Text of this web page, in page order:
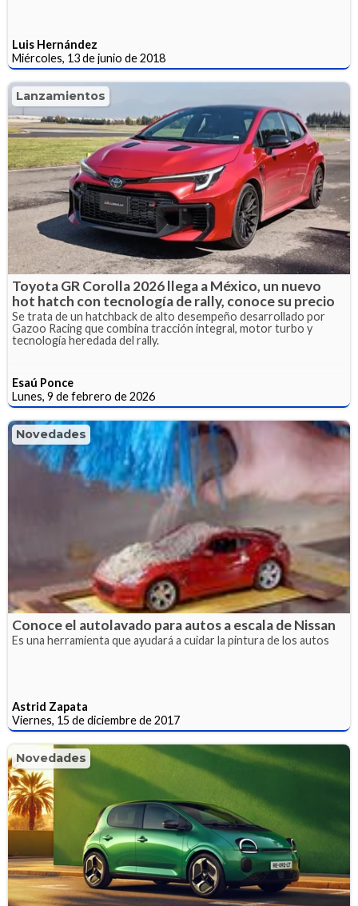
Luis Hernández
Miércoles, 13 de junio de 2018
Lanzamientos
Toyota GR Corolla 2026 llega a México, un nuevo
hot hatch con tecnología de rally, conoce su precio
Se trata de un hatchback de alto desempeño desarrollado por
Gazoo Racing que combina tracción integral, motor turbo y
tecnología heredada del rally.
Esaú Ponce
Lunes, 9 de febrero de 2026
Novedades
Conoce el autolavado para autos a escala de Nissan
Es una herramienta que ayudará a cuidar la pintura de los autos
Astrid Zapata
Viernes, 15 de diciembre de 2017
Novedades